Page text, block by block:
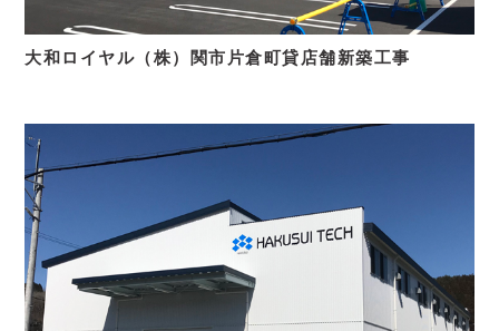
大和ロイヤル（株）関市片倉町貸店舗新築工事